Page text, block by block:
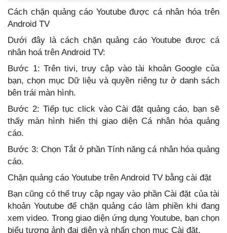
Cách chặn quảng cáo Youtube được cá nhân hóa trên
Android TV
Dưới đây là cách chặn quảng cáo Youtube được cá
nhân hoá trên Android TV:
Bước 1: Trên tivi, truy cập vào tài khoản Google của
bạn, chọn mục Dữ liệu và quyền riêng tư ở danh sách
bên trái màn hình.
Bước 2: Tiếp tục click vào Cài đặt quảng cáo, bạn sẽ
thấy màn hình hiển thị giao diện Cá nhân hóa quảng
cáo.
Bước 3: Chọn Tắt ở phần Tính năng cá nhân hóa quảng
cáo.
Chặn quảng cáo Youtube trên Android TV bằng cài đặt
Bạn cũng có thể truy cập ngay vào phần Cài đặt của tài
khoản Youtube để chặn quảng cáo làm phiền khi đang
xem video. Trong giao diện ứng dụng Youtube, bạn chọn
biểu tượng ảnh đại diện và nhấn chọn mục Cài đặt.